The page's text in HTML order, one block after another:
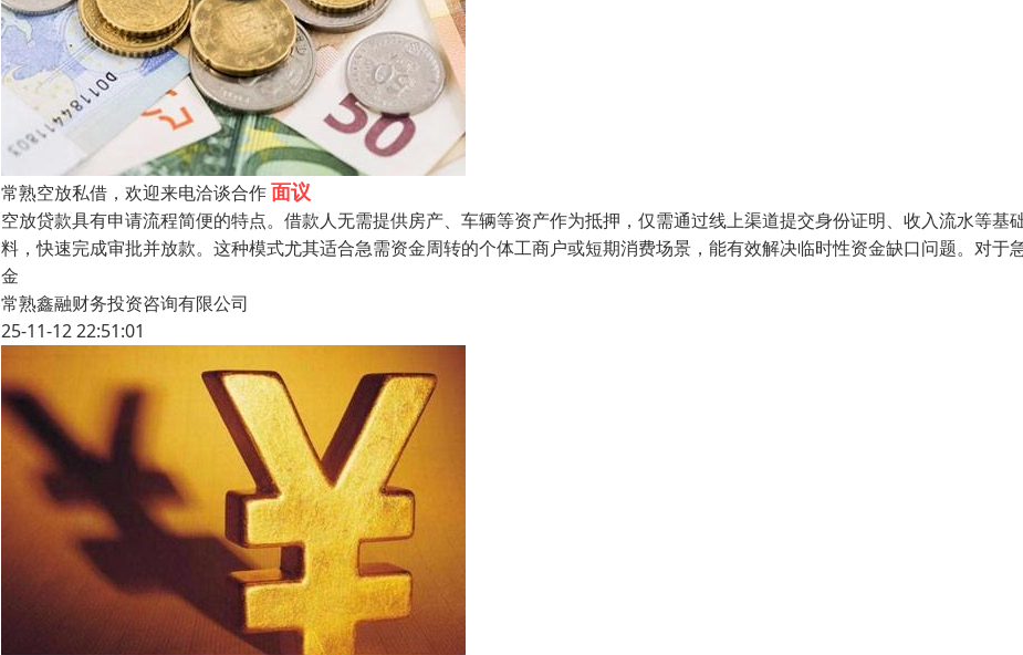
常熟空放私借，欢迎来电洽谈合作面议
空放贷款具有申请流程简便的特点。借款人无需提供房产、车辆等资产作为抵押，仅需通过线上渠道提交身份证明、收入流水等基
料，快速完成审批并放款。这种模式尤其适合急需资金周转的个体工商户或短期消费场景，能有效解决临时性资金缺口问题。对于
金
常熟鑫融财务投资咨询有限公司
25-11-12 22:51:01